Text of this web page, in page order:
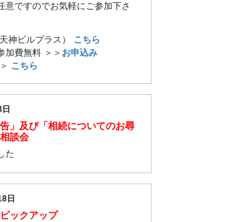
意ですのでお気軽にご参加下さ
神ビルプラス）
こちら
加費無料 ＞＞ お申込み
こちら
告」及び「相続についてのお尋
談会
た
日
ックアップ